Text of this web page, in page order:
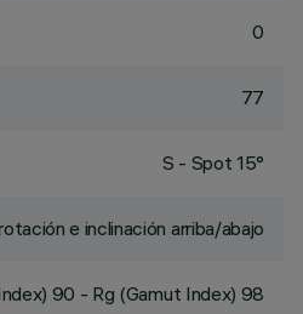
0
77
S - Spot 15°
e inclinación arriba/abajo
90 - Rg (Gamut Index) 98